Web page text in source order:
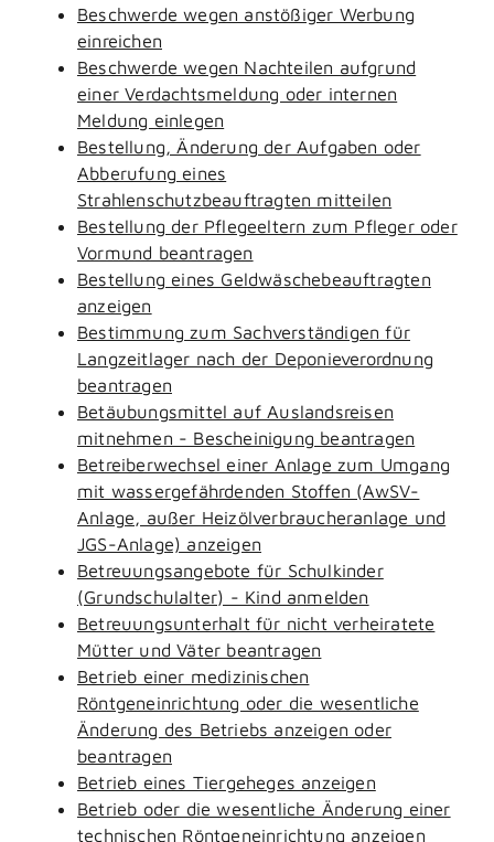
Beschwerde wegen anstößiger Werbung
einreichen
Beschwerde wegen Nachteilen aufgrund
einer Verdachtsmeldung oder internen
Meldung einlegen
Bestellung, Änderung der Aufgaben oder
Abberufung eines
Strahlenschutzbeauftragten mitteilen
Bestellung der Pflegeeltern zum Pfleger oder
Vormund beantragen
Bestellung eines Geldwäschebeauftragten
anzeigen
Bestimmung zum Sachverständigen für
Langzeitlager nach der Deponieverordnung
beantragen
Betäubungsmittel auf Auslandsreisen
mitnehmen - Bescheinigung beantragen
Betreiberwechsel einer Anlage zum Umgang
mit wassergefährdenden Stoffen (AwSV-
Anlage, außer Heizölverbraucheranlage und
JGS-Anlage) anzeigen
Betreuungsangebote für Schulkinder
(Grundschulalter) - Kind anmelden
Betreuungsunterhalt für nicht verheiratete
Mütter und Väter beantragen
Betrieb einer medizinischen
Röntgeneinrichtung oder die wesentliche
Änderung des Betriebs anzeigen oder
beantragen
Betrieb eines Tiergeheges anzeigen
Betrieb oder die wesentliche Änderung einer
technischen Röntgeneinrichtung anzeigen